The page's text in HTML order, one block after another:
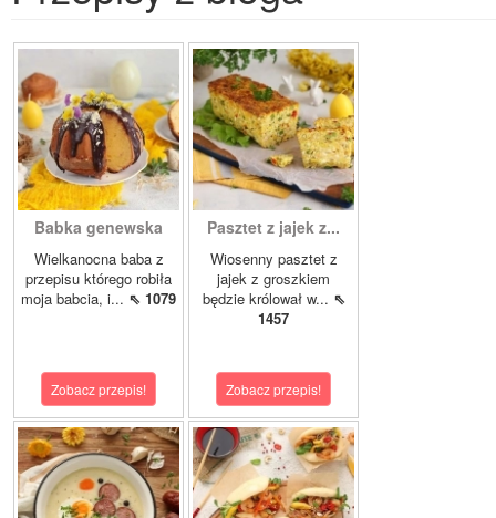
Babka genewska
Wielkanocna baba z
przepisu którego robiła
moja babcia, i... ⇖ 1079
Zobacz przepis!
Pasztet z jajek z...
Wiosenny pasztet z
jajek z groszkiem
będzie królował w... ⇖
1457
Zobacz przepis!